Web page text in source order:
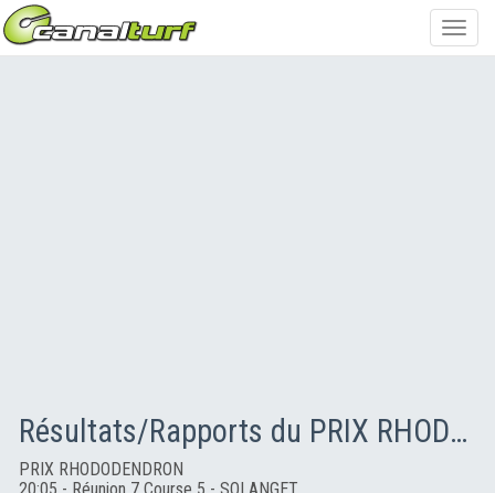
Résultats/Rapports du PRIX RHODODENDRON
PRIX RHODODENDRON